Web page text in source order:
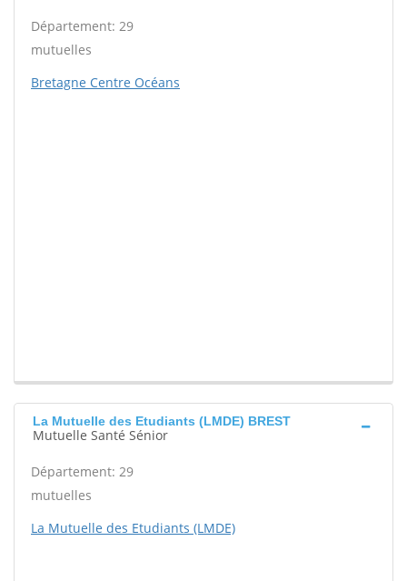
Département: 29
mutuelles
Bretagne Centre Océans
La Mutuelle des Etudiants (LMDE) BREST
Mutuelle Santé Sénior
Département: 29
mutuelles
La Mutuelle des Etudiants (LMDE)